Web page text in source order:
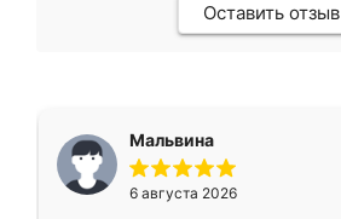
Оставить отзыв
Мальвина
6 августа 2026